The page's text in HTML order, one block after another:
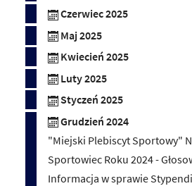
Czerwiec 2025
Maj 2025
Kwiecień 2025
Luty 2025
Styczeń 2025
Grudzień 2024
"Miejski Plebiscyt Sportowy"
Sportowiec Roku 2024 -
Informacja w sprawie